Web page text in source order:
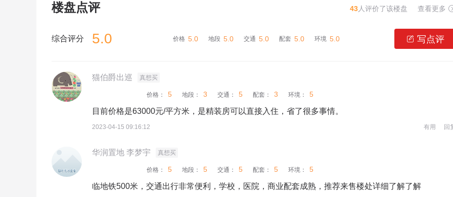
楼盘点评 43人评价了该楼盘 查看更多
综合评分 5.0 价格 5.0 地段 5.0 交通 5.0 配套 5.0 环境 5.0  写点评
猫伯爵出巡 真想买
价格： 5 地段： 3 交通： 5 配套： 3 环境： 5
目前价格是63000元/平方米，是精装房可以直接入住，省了很多事情。
2023-04-15 09:16:12 有用 回
华润置地 李梦宇 真想买
价格： 5 地段： 5 交通： 5 配套： 5 环境： 5
临地铁500米，交通出行非常便利，学校，医院，商业配套成熟，推荐来售楼处详细了解了解